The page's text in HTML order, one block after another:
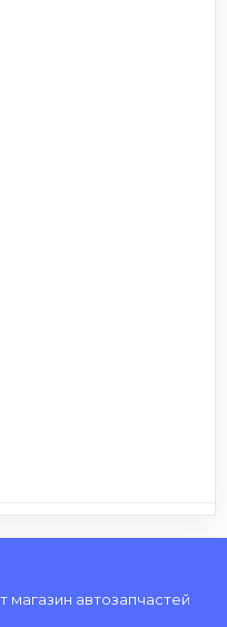
магазин автозапчастей